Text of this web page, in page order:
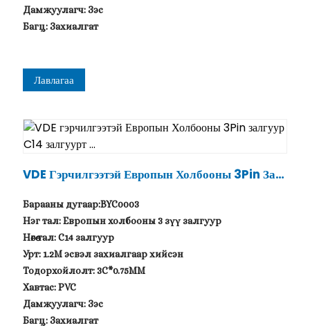
Дамжуулагч: Зэс
Багц: Захиалгат
Лавлагаа
VDE Гэрчилгээтэй Европын Холбооны 3Pin Зал
Барааны дугаар:BYC0003
Нэг тал: Европын холбооны 3 зүү залгуур
Нөгөө тал: C14 залгуур
Урт: 1.2M эсвэл захиалгаар хийсэн
Тодорхойлолт: 3C*0.75MM
Хавтас: PVC
Дамжуулагч: Зэс
Багц: Захиалгат